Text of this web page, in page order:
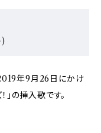
)
年9月26日にかけ
の挿入歌です。